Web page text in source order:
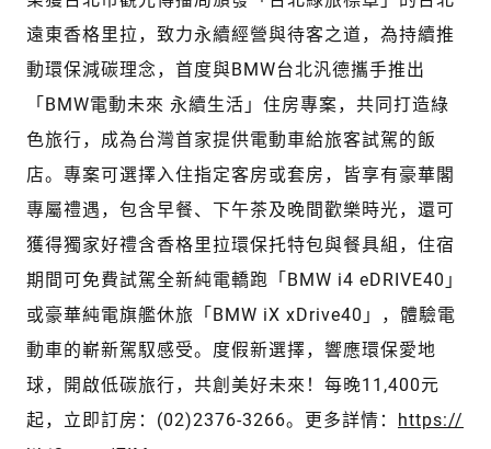
遠東香格里拉，致力永續經營與待客之道，為持續推
動環保減碳理念，首度與BMW台北汎德攜手推出
「BMW電動未來 永續生活」住房專案，共同打造綠
色旅行，成為台灣首家提供電動車給旅客試駕的飯
店。專案可選擇入住指定客房或套房，皆享有豪華閣
專屬禮遇，包含早餐、下午茶及晚間歡樂時光，還可
獲得獨家好禮含香格里拉環保托特包與餐具組，住宿
期間可免費試駕全新純電轎跑「BMW i4 eDRIVE40」
或豪華純電旗艦休旅「BMW iX xDrive40」，體驗電
動車的嶄新駕馭感受。度假新選擇，響應環保愛地
球，開啟低碳旅行，共創美好未來！每晚11,400元
起，立即訂房：(02)2376-3266。更多詳情： https://